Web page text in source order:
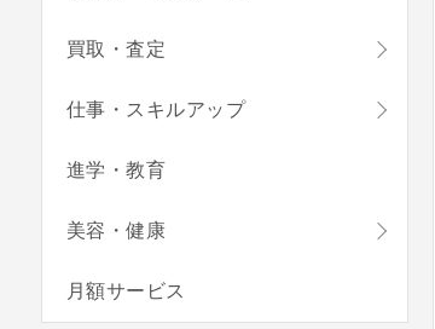
買取・査定
仕事・スキルアップ
進学・教育
美容・健康
月額サービス